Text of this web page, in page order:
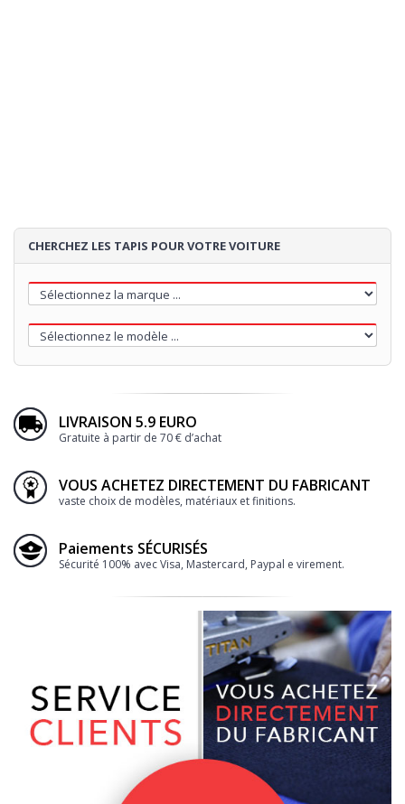
Loading...
CHERCHEZ LES TAPIS POUR VOTRE VOITURE
LIVRAISON 5.9 EURO
Gratuite à partir de 70 € d’achat
VOUS ACHETEZ DIRECTEMENT DU FABRICANT
vaste choix de modèles, matériaux et finitions.
Paiements SÉCURISÉS
Sécurité 100% avec Visa, Mastercard, Paypal e virement.